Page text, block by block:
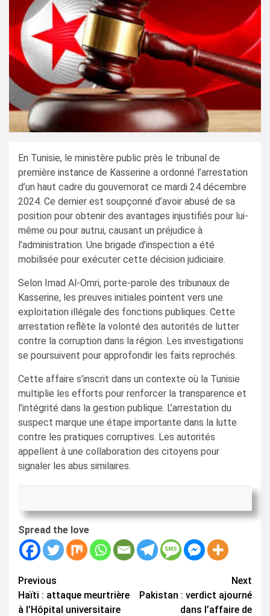
En Tunisie, le ministère public près le tribunal de
première instance de Kasserine a ordonné l’arrestation
d’un haut cadre du gouvernorat ce mardi 24 décembre
2024. Ce dernier est soupçonné d’avoir abusé de sa
position pour obtenir des avantages injustifiés pour lui-
même ou pour autrui, causant un préjudice à
l’administration. Une brigade d’inspection a été
mobilisée pour exécuter cette décision judiciaire.
Selon Imad Al-Omri, porte-parole des tribunaux de
Kasserine, les preuves initiales pointent vers une
exploitation illégale des fonctions publiques. Cette
arrestation reflète la volonté des autorités de lutter
contre la corruption dans la région. Les investigations
se poursuivent pour approfondir les faits reprochés.
Cette affaire s’inscrit dans un contexte où la Tunisie
multiplie les efforts pour renforcer la transparence et
l’intégrité dans la gestion publique. L’arrestation du
suspect marque une étape importante dans la lutte
contre les pratiques corruptives. Les autorités
appellent à une collaboration des citoyens pour
signaler les abus similaires.
Spread the love
Continue
Reading
Previous
Haïti : attaque meurtrière
à l’Hôpital universitaire
Next
Pakistan : verdict ajourné
dans l’affaire de